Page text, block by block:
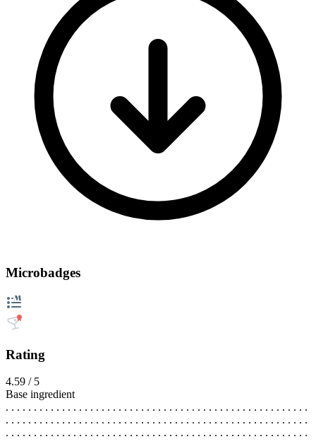
Microbadges
Rating
4.59 / 5
Base ingredient
. . . . . . . . . . . . . . . . . . . . . . . . . . . . . . . . . . . . . . . . . . . . . . . . . . . . . .
. . . . . . . . . . . . . . . . . . . . . . . . . . . . . . . . . . . . . . . . . . . . . . . . . . . . . .
. . . . . . . . . . . . . . . . . . . . . . . . . . . . . . . . . . . . . . . . . . . . . . . . . . . . . .